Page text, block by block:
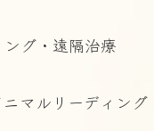
グ・遠隔治療
マルリーディン